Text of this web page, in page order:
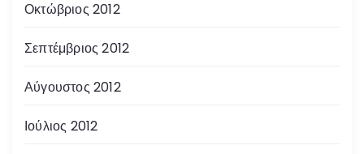
Οκτώβριος 2012
Σεπτέμβριος 2012
Αύγουστος 2012
Ιούλιος 2012